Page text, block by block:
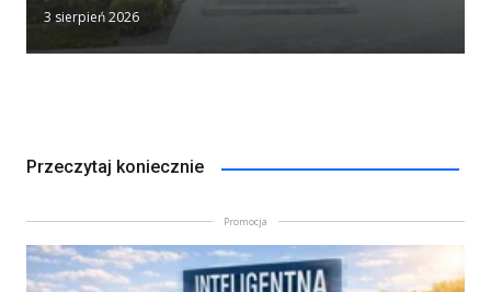
3 sierpień 2026
Przeczytaj koniecznie
Promocja